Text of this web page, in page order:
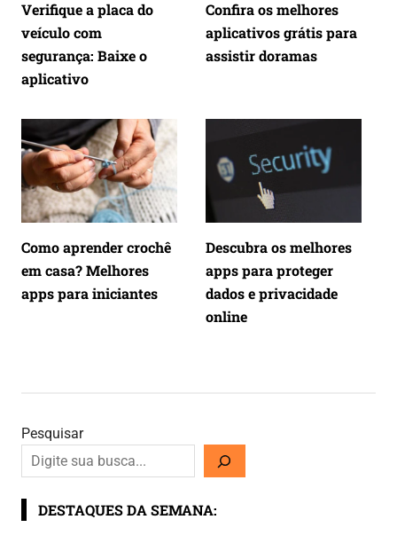
Verifique a placa do
veículo com
segurança: Baixe o
aplicativo
Confira os melhores
aplicativos grátis para
assistir doramas
Como aprender crochê
em casa? Melhores
apps para iniciantes
Descubra os melhores
apps para proteger
dados e privacidade
online
Pesquisar
DESTAQUES DA SEMANA: